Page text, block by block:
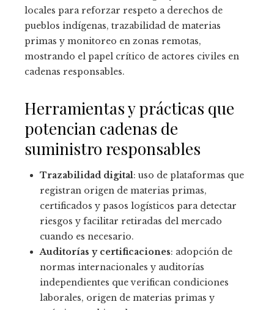
locales para reforzar respeto a derechos de
pueblos indígenas, trazabilidad de materias
primas y monitoreo en zonas remotas,
mostrando el papel crítico de actores civiles en
cadenas responsables.
Herramientas y prácticas que
potencian cadenas de
suministro responsables
Trazabilidad digital: uso de plataformas que
registran origen de materias primas,
certificados y pasos logísticos para detectar
riesgos y facilitar retiradas del mercado
cuando es necesario.
Auditorías y certificaciones: adopción de
normas internacionales y auditorías
independientes que verifican condiciones
laborales, origen de materias primas y